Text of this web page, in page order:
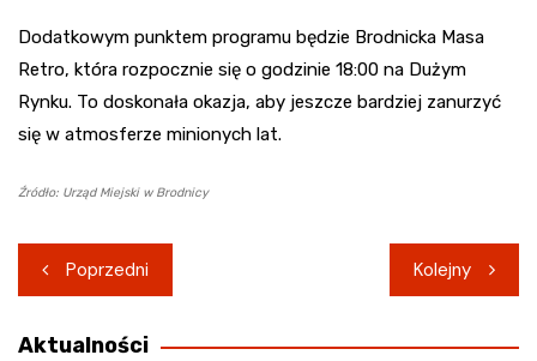
Dodatkowym punktem programu będzie Brodnicka Masa
Retro, która rozpocznie się o godzinie 18:00 na Dużym
Rynku. To doskonała okazja, aby jeszcze bardziej zanurzyć
się w atmosferze minionych lat.
Źródło: Urząd Miejski w Brodnicy
Nawigacja
wpisu
Poprzedni Kolejny
Aktualności